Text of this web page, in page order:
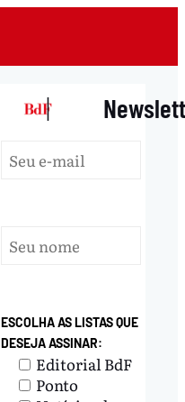
|
ESCOLHA AS LISTAS QUE
DESEJA ASSINAR:
Editorial BdF
Ponto